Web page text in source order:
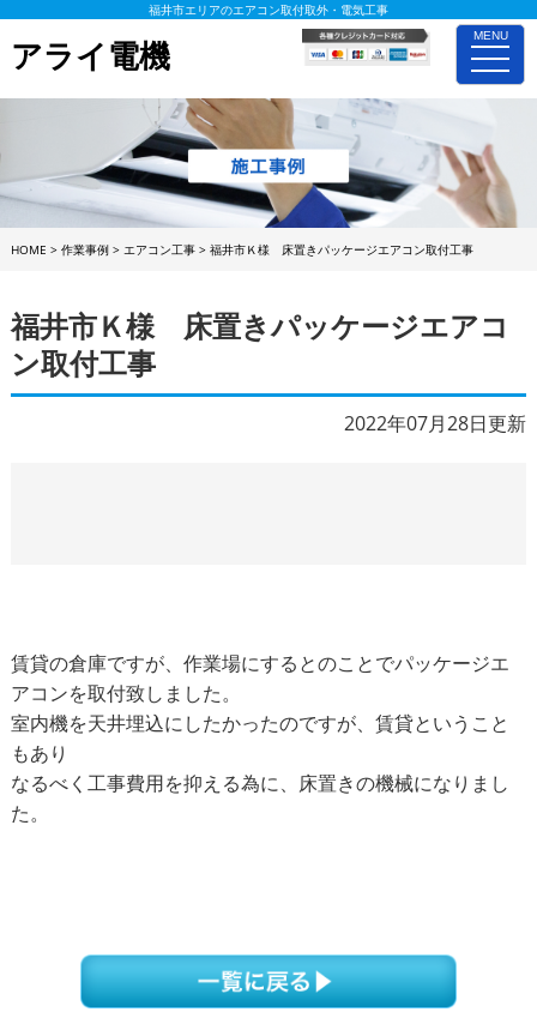
MENU
toggle
福井市エリアのエアコン取付取外・電気工事
アライ電機
HOME > 作業事例> エアコン工事> 福井市Ｋ様 床置きパッケージエアコン取付工事
福井市Ｋ様 床置きパッケージエアコ
ン取付工事
2022年07月28日更新
賃貸の倉庫ですが、作業場にするとのことでパッケージエ
アコンを取付致しました。
室内機を天井埋込にしたかったのですが、賃貸ということ
もあり
なるべく工事費用を抑える為に、床置きの機械になりまし
た。